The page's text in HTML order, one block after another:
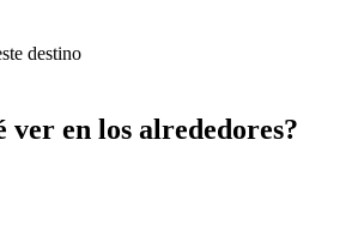
destino
ver en los alrededores?